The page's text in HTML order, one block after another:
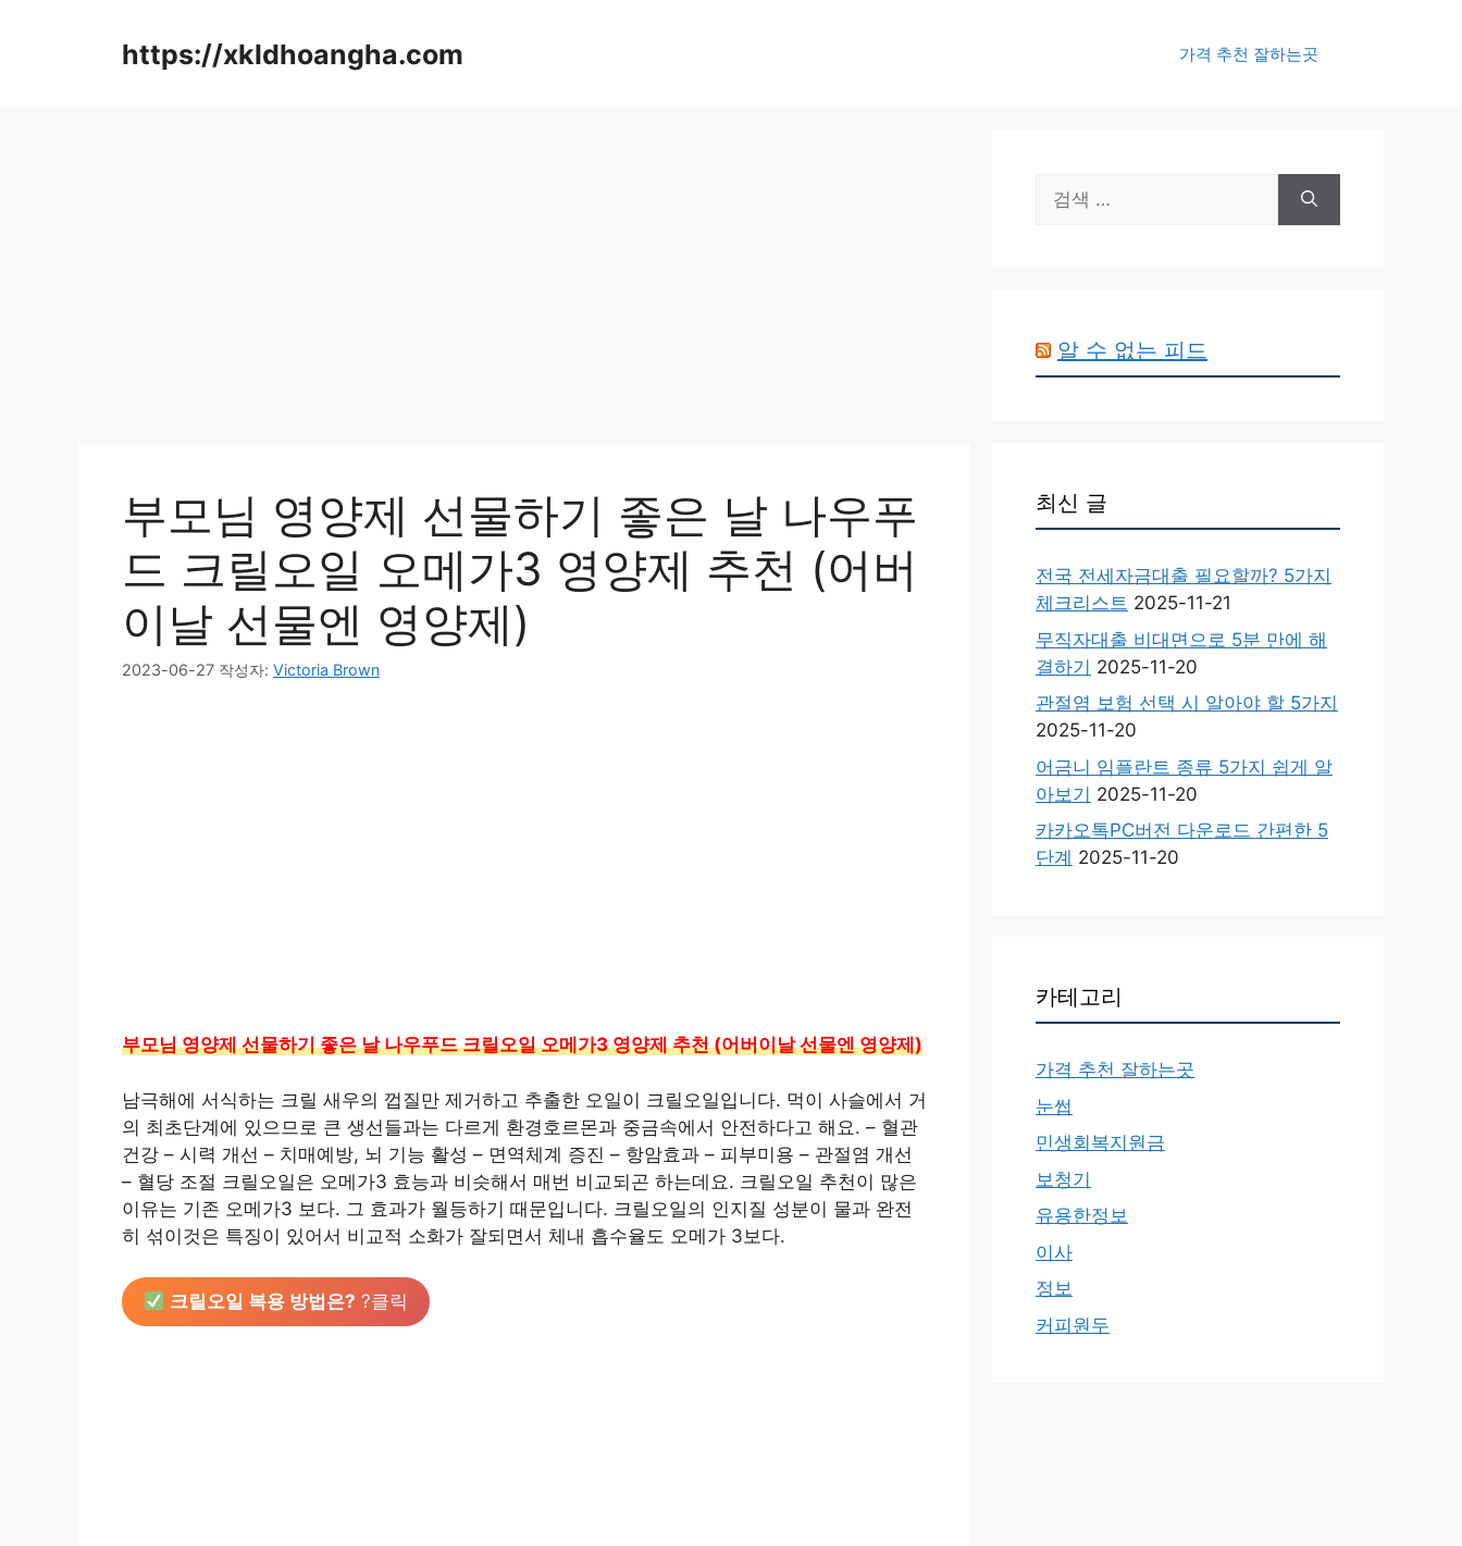
https://xkldhoangha.com 가격 추천 잘하는곳
부모님 영양제 선물하기 좋은 날 나우푸
드 크릴오일 오메가3 영양제 추천 (어버
이날 선물엔 영양제)
2023-06-27 작성자: Victoria Brown
부모님 영양제 선물하기 좋은 날 나우푸드 크릴오일 오메가3 영양제 추천 (어버이날 선물엔 영양제)
남극해에 서식하는 크릴 새우의 껍질만 제거하고 추출한 오일이 크릴오일입니다. 먹이 사슬에서 거
의 최초단계에 있으므로 큰 생선들과는 다르게 환경호르몬과 중금속에서 안전하다고 해요. – 혈관
건강 – 시력 개선 – 치매예방, 뇌 기능 활성 – 면역체계 증진 – 항암효과 – 피부미용 – 관절염 개선
– 혈당 조절 크릴오일은 오메가3 효능과 비슷해서 매번 비교되곤 하는데요. 크릴오일 추천이 많은
이유는 기존 오메가3 보다. 그 효과가 월등하기 때문입니다. 크릴오일의 인지질 성분이 물과 완전
히 섞이것은 특징이 있어서 비교적 소화가 잘되면서 체내 흡수율도 오메가 3보다.
크릴오일 복용 방법은? ?클릭
색:
알 수 없는 피드
최신 글
전국 전세자금대출 필요할까? 5가지
체크리스트 2025-11-21
무직자대출 비대면으로 5분 만에 해
결하기 2025-11-20
관절염 보험 선택 시 알아야 할 5가지
2025-11-20
어금니 임플란트 종류 5가지 쉽게 알
아보기 2025-11-20
카카오톡PC버전 다운로드 간편한 5
단계 2025-11-20
카테고리
가격 추천 잘하는곳
눈썹
민생회복지원금
보청기
유용한정보
이사
정보
커피원두